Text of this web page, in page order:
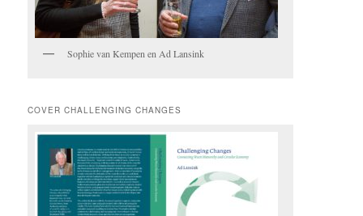
Sophie van Kempen en Ad Lansink
COVER CHALLENGING CHANGES